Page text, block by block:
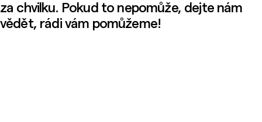
za chvilku. Pokud to nepomůže, dejte nám
vědět, rádi vám pomůžeme!